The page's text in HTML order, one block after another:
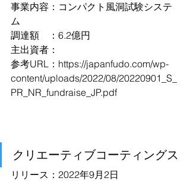
事業内容：コンパクト風洞試験システ
ム
調達額　：6.2億円
主出資者：
参考URL： https://japanfudo.com/wp-
content/uploads/2022/08/20220901_S_
PR_NR_fundraise_JP.pdf
クリエーティブコーティングス
リリース：2022年9月2日